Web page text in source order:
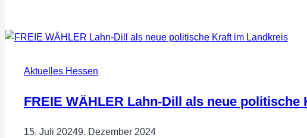
Aktuelles Hessen
FREIE WÄHLER Lahn-Dill als neue
15. Juli 20249. Dezember 2024